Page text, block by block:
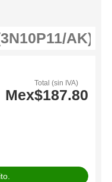
Total (sin IVA)
Mex$187.80